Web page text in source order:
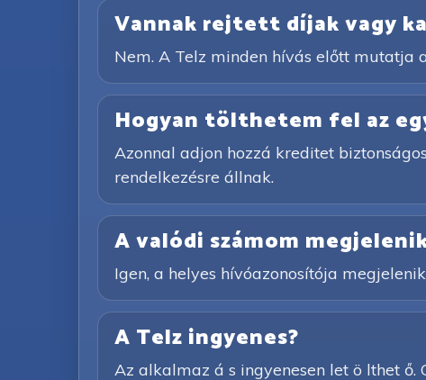
Vannak rejtett díjak vagy
Nem. A Telz minden hívás előtt mutatja
Hogyan tölthetem fel az
Azonnal adjon hozzá kreditet
rendelkezésre állnak.
A valódi számom
Igen, a helyes hívóazonosítója
A Telz ingyenes?
Az alkalmaz á s ingyenesen let ö lthet ő.